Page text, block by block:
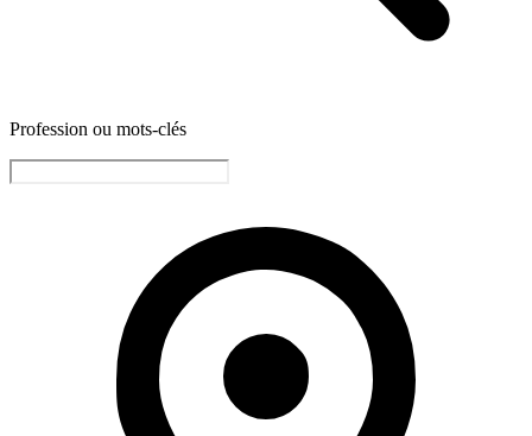
Profession ou mots-clés